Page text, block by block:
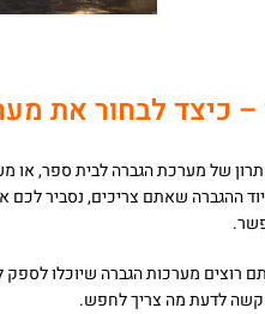
כיצד לבחור את
של מערכת הגברה לבית ספר, או
ההגברה שאתם צריכים, נסביר לכם
רוצים מערכות הגברה שיוכלו
קשה לדעת מה צריך לחפש.